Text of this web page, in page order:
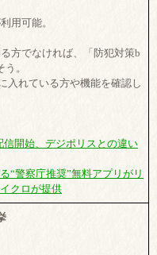
用可能。
方でなければ、「防犯対策b
。
入れている方や機能を確認し
信開始、デジポリスとの違い
“警察庁推奨”無料アプリがリ
クロが提供